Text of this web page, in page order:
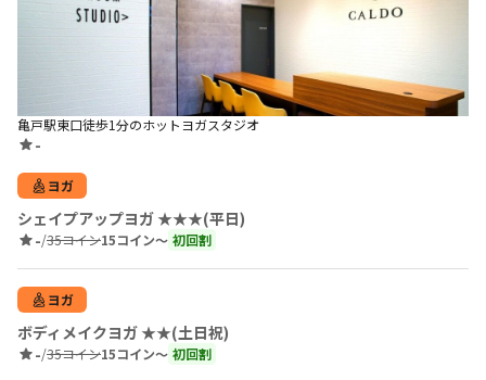
亀戸駅東口徒歩1分のホットヨガスタジオ
-
ヨガ
シェイプアップヨガ ★★★(平日)
-/35コイン15コイン〜 初回割
ヨガ
ボディメイクヨガ ★★(土日祝)
-/35コイン15コイン〜 初回割